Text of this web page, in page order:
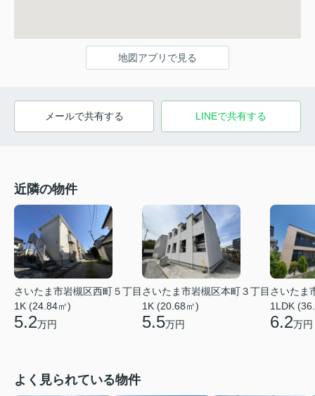
地図アプリで見る
メールで共有する LINEで共有する
近隣の物件
さいたま市岩槻区西町５丁目
1K (24.84㎡)
5.2万円
さいたま市岩槻区本町３丁目
1K (20.68㎡)
5.5万円
さいたま
1LDK
6.2万円
よく見られている物件